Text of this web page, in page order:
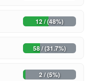
12 / (48%)
58 / (31.7%)
2 / (5%)